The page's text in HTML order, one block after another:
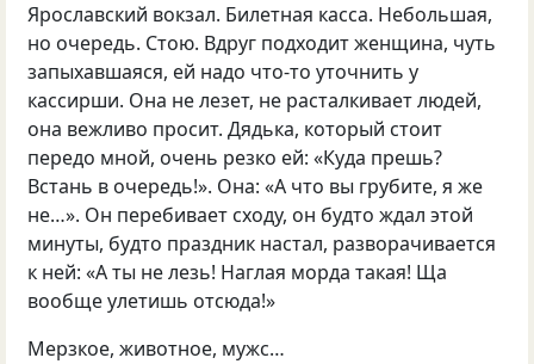
Ярославский вокзал. Билетная касса. Небольшая,
но очередь. Стою. Вдруг подходит женщина, чуть
запыхавшаяся, ей надо что-то уточнить у
кассирши. Она не лезет, не расталкивает людей,
она вежливо просит. Дядька, который стоит
передо мной, очень резко ей: «Куда прешь?
Встань в очередь!». Она: «А что вы грубите, я же
не…». Он перебивает сходу, он будто ждал этой
минуты, будто праздник настал, разворачивается
к ней: «А ты не лезь! Наглая морда такая! Ща
вообще улетишь отсюда!»
Мерзкое, животное, мужс…